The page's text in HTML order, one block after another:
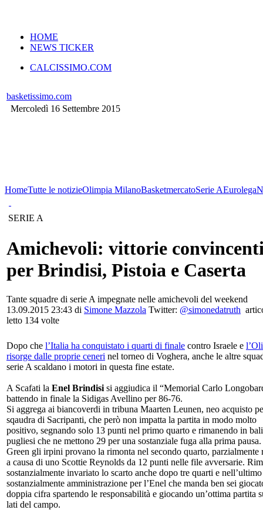
HOME
NEWS TICKER
CALCISSIMO.COM
basketissimo.com
Mercoledì 16 Settembre 2015
HomeTutte le notizieOlimpia MilanoBasketmercatoSerie AEurolega
SERIE A
Amichevoli: vittorie
per Brindisi, Pistoia e Caserta
Tante squadre di serie A impegnate nelle amichevoli del weekend
13.09.2015 23:43 di Simone Mazzola Twitter: @simonedatruth
letto 134 volte
Dopo che l’Italia ha conquistato i quarti di finale contro Israele e
risorge dalle proprie ceneri nel torneo di Voghera, anche le altre
serie A scaldano i motori in questa fine estate.
A Scafati la Enel Brindisi si aggiudica il “Memorial Carlo
battendo in finale la Sidigas Avellino per 86-76.
Si aggrega ai biancoverdi in tribuna Maarten Leunen, neo acquisto
sqaudra di Sacripanti, che però non impatta la partita in modo molto
positivo, segnando solo 13 punti nel primo quarto e rimanendo in
pugliesi che ne mettono 29 per una sostanziale fuga alla prima
Green gli irpini provano la rimonta nel secondo quarto, parzialmente
a causa di uno Scottie Reynolds da 12 punti nelle file avversarie.
sostanzialmente invariato lo scarto anche dopo tre quarti e nell’ultimo
sostanzialmente amministrazione per l’Enel che manda ben sei
doppia cifra spartendo le responsabilità e giocando un’ottima partita
lati del campo.